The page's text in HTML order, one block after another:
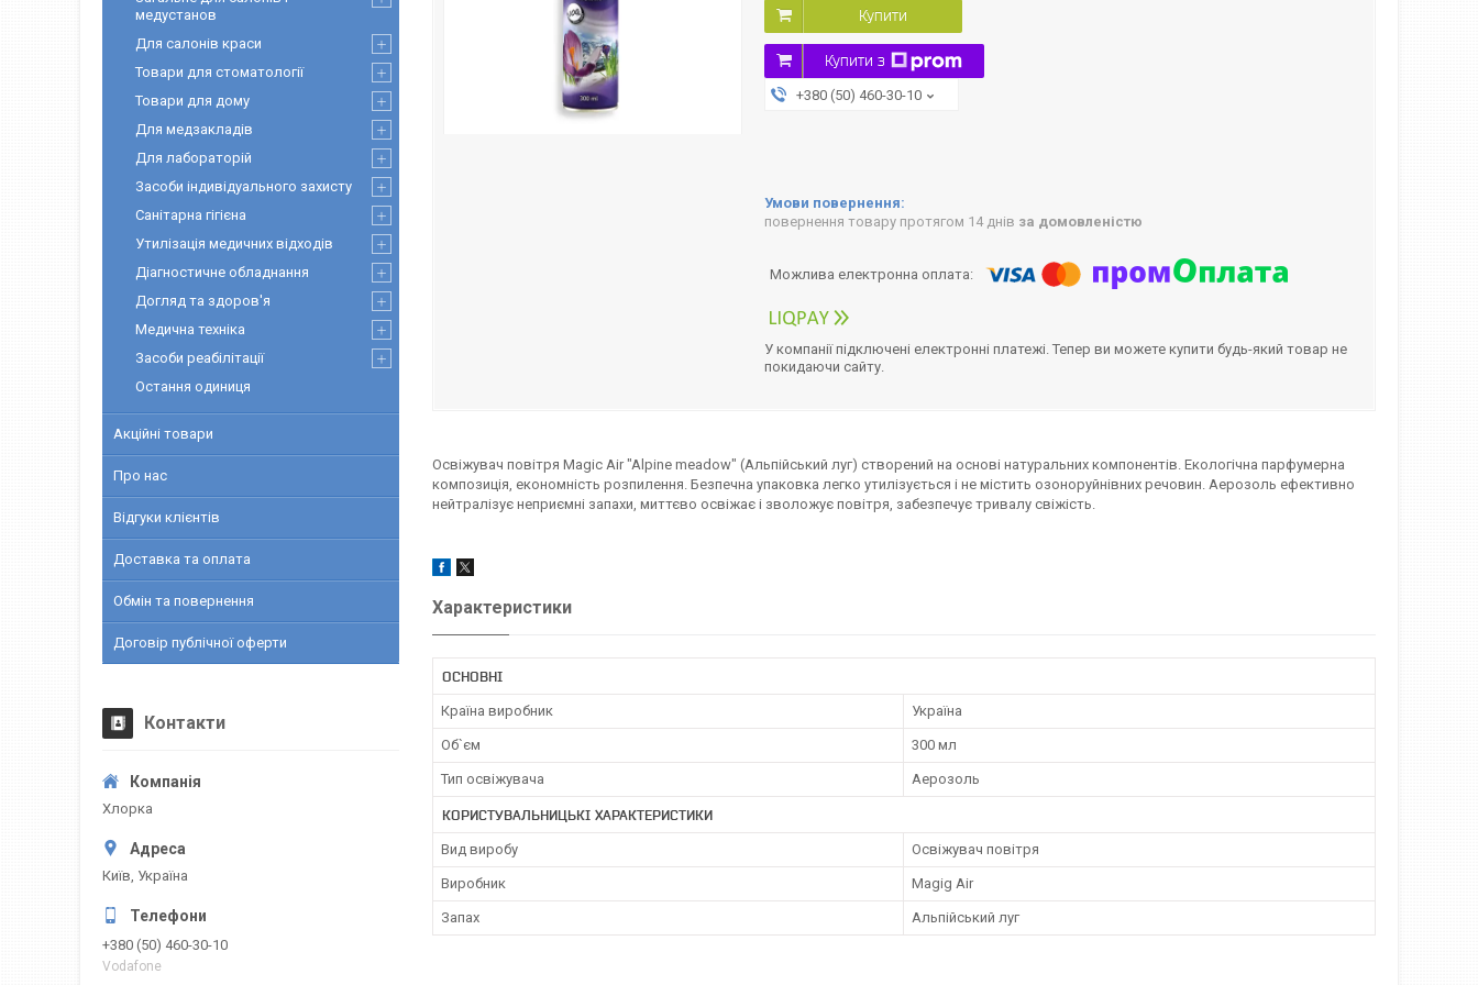
Купити
Купити з
+380 (50) 460-30-10
повернення товару протягом 14 днів за домовленістю
У компанії підключені електронні платежі. Тепер ви можете купити будь-який товар не
покидаючи сайту.
Освіжувач повітря Magic Air "Alpine meadow" (Альпійський луг) створений на основі натуральних компонентів. Екологічна парфумерна
композиція, економність розпилення. Безпечна упаковка легко утилізується і не містить озоноруйнівних речовин. Аерозоль ефективно
нейтралізує неприємні запахи, миттєво освіжає і зволожує повітря, забезпечує тривалу свіжість.
Характеристики
ОСНОВНІ
Країна виробник Україна
Об`єм 300 мл
Тип освіжувача Аерозоль
КОРИСТУВАЛЬНИЦЬКІ ХАРАКТЕРИСТИКИ
Вид виробу Освіжувач повітря
Виробник Magig Air
Запах Альпійський луг
медустанов
Для салонів краси
Товари для стоматології
Товари для дому
Для медзакладів
Для лабораторій
Засоби індивідуального захисту
Санітарна гігієна
Утилізація медичних відходів
Діагностичне обладнання
Догляд та здоров'я
Медична техніка
Засоби реабілітації
Остання одиниця
Акційні товари
Про нас
Відгуки клієнтів
Доставка та оплата
Обмін та повернення
Договір публічної оферти
Контакти
Хлорка
Київ, Україна
+380 (50) 460-30-10
Vodafone